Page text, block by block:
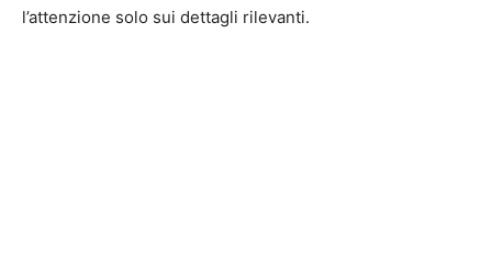
l’attenzione solo sui dettagli rilevanti.